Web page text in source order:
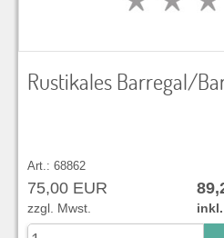
Art.: 68862
75,00 EUR
zzgl. Mwst.